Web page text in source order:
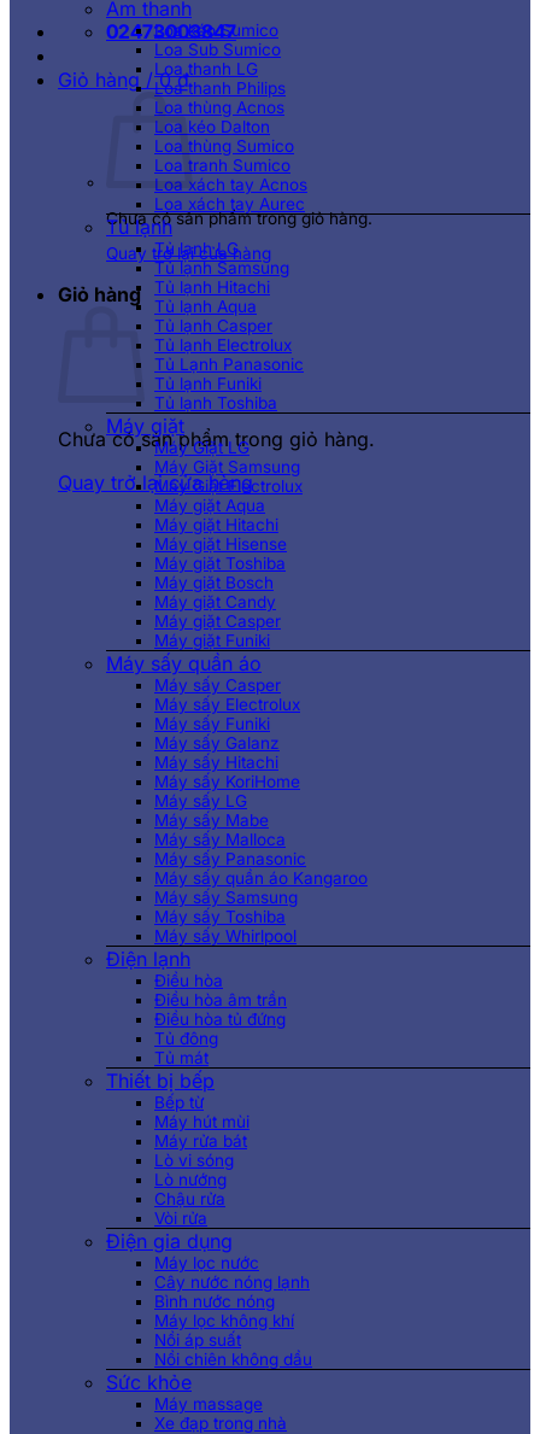
02473003847
Giỏ hàng /0₫
Chưa có sản phẩm trong giỏ hàng.
Quay trở lại cửa hàng
Giỏ hàng
Chưa có sản phẩm trong giỏ hàng.
Quay trở lại cửa hàng
Âm thanh
Loa kéo Sumico
Loa Sub Sumico
Loa thanh LG
Loa thanh Philips
Loa thùng Acnos
Loa kéo Dalton
Loa thùng Sumico
Loa tranh Sumico
Loa xách tay Acnos
Loa xách tay Aurec
Tủ lạnh
Tủ lạnh LG
Tủ lạnh Samsung
Tủ lạnh Hitachi
Tủ lạnh Aqua
Tủ lạnh Casper
Tủ lạnh Electrolux
Tủ Lạnh Panasonic
Tủ lạnh Funiki
Tủ lạnh Toshiba
Máy giặt
Máy Giặt LG
Máy Giặt Samsung
Máy Giặt Electrolux
Máy giặt Aqua
Máy giặt Hitachi
Máy giặt Hisense
Máy giặt Toshiba
Máy giặt Bosch
Máy giặt Candy
Máy giặt Casper
Máy giặt Funiki
Máy sấy quần áo
Máy sấy Casper
Máy sấy Electrolux
Máy sấy Funiki
Máy sấy Galanz
Máy sấy Hitachi
Máy sấy KoriHome
Máy sấy LG
Máy sấy Mabe
Máy sấy Malloca
Máy sấy Panasonic
Máy sấy quần áo Kangaroo
Máy sấy Samsung
Máy sấy Toshiba
Máy sấy Whirlpool
Điện lạnh
Điều hòa
Điều hòa âm trần
Điều hòa tủ đứng
Tủ đông
Tủ mát
Thiết bị bếp
Bếp từ
Máy hút mùi
Máy rửa bát
Lò vi sóng
Lò nướng
Chậu rửa
Vòi rửa
Điện gia dụng
Máy lọc nước
Cây nước nóng lạnh
Bình nước nóng
Máy lọc không khí
Nồi áp suất
Nồi chiên không dầu
Sức khỏe
Máy massage
Xe đạp trong nhà